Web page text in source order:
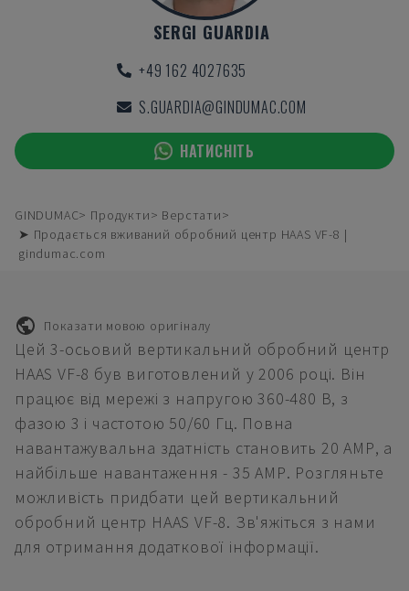
SERGI GUARDIA
+49 162 4027635
S.GUARDIA@GINDUMAC.COM
НАТИСНІТЬ
GINDUMAC Продукти
Верстати
➤ Продається вживаний обробний центр HAAS VF-8 |
gindumac.com
Показати мовою оригіналу
Цей 3-осьовий вертикальний обробний центр
HAAS VF-8 був виготовлений у 2006 році. Він
працює від мережі з напругою 360-480 В, з
фазою 3 і частотою 50/60 Гц. Повна
навантажувальна здатність становить 20 АМР, а
найбільше навантаження - 35 АМР. Розгляньте
можливість придбати цей вертикальний
обробний центр HAAS VF-8. Зв'яжіться з нами
для отримання додаткової інформації.